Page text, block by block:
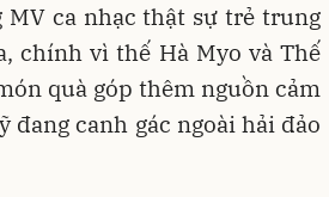
ca nhạc thật sự trẻ trung
chính vì thế Hà Myo và Thế
quà góp thêm nguồn cảm
đang canh gác ngoài hải đảo